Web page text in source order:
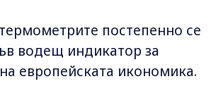
постепенно се
водещ индикатор за
европейската икономика.